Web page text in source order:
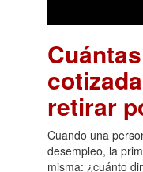
retirar
Cuando una
desempleo, la
misma: ¿cuánto